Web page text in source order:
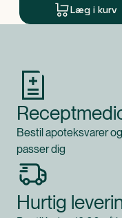
Læg i kurv
Bestil apoteksvarer
passer dig
Hurtig